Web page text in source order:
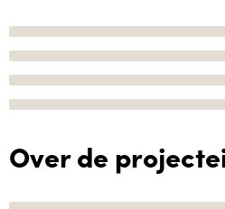
Over de